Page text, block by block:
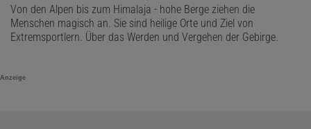
Von den Alpen bis zum Himalaja - hohe Berge ziehen die
Menschen magisch an. Sie sind heilige Orte und Ziel von
Extremsportlern. Über das Werden und Vergehen der Gebirge.
Anzeige